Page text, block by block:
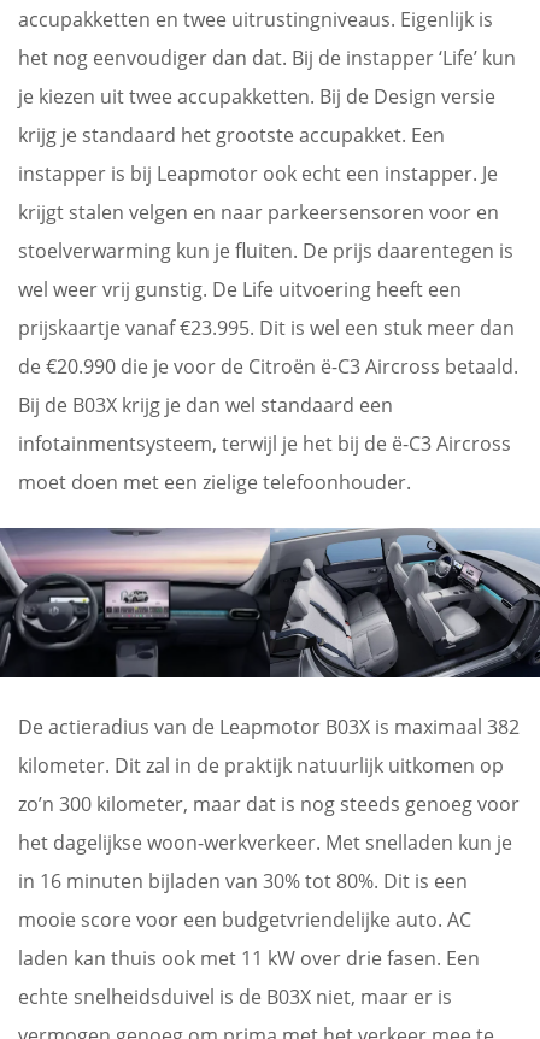
accupakketten en twee uitrustingniveaus. Eigenlijk is
het nog eenvoudiger dan dat. Bij de instapper ‘Life’ kun
je kiezen uit twee accupakketten. Bij de Design versie
krijg je standaard het grootste accupakket. Een
instapper is bij Leapmotor ook echt een instapper. Je
krijgt stalen velgen en naar parkeersensoren voor en
stoelverwarming kun je fluiten. De prijs daarentegen is
wel weer vrij gunstig. De Life uitvoering heeft een
prijskaartje vanaf €23.995. Dit is wel een stuk meer dan
de €20.990 die je voor de Citroën ë-C3 Aircross betaald.
Bij de B03X krijg je dan wel standaard een
infotainmentsysteem, terwijl je het bij de ë-C3 Aircross
moet doen met een zielige telefoonhouder.
De actieradius van de Leapmotor B03X is maximaal 382
kilometer. Dit zal in de praktijk natuurlijk uitkomen op
zo’n 300 kilometer, maar dat is nog steeds genoeg voor
het dagelijkse woon-werkverkeer. Met snelladen kun je
in 16 minuten bijladen van 30% tot 80%. Dit is een
mooie score voor een budgetvriendelijke auto. AC
laden kan thuis ook met 11 kW over drie fasen. Een
echte snelheidsduivel is de B03X niet, maar er is